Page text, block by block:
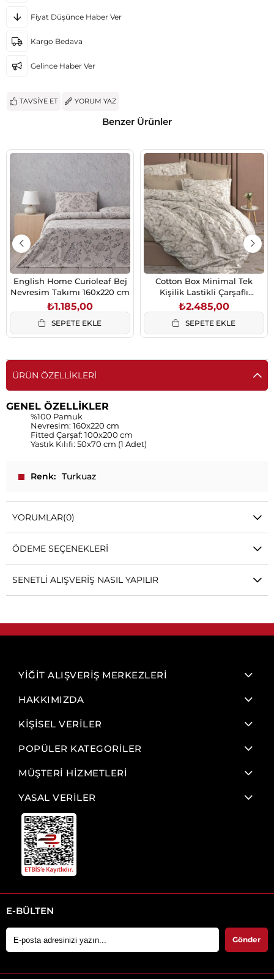
Fiyat Düşünce Haber Ver
Kargo Bedava
Gelince Haber Ver
TAVSIYE ET YORUM YAZ
Benzer Ürünler
English Home Curioleaf Bej
Nevresim Takımı 160x220 cm
₺1.185,00
SEPETE EKLE
Cotton Box Minimal Tek
Kişilik Lastikli Çarşaflı
Nevresim Takımı Moil Bej
₺2.485,00
SEPETE EKLE
ÜRÜN ÖZELLIKLERI
GENEL ÖZELLİKLER
%100 Pamuk
Nevresim: 160x220 cm
Fitted Çarşaf: 100x200 cm
Yastık Kılıfı: 50x70 cm (1 Adet)
Renk Turkuaz
YORUMLAR(0)
ÖDEME SEÇENEKLERI
SENETLI ALIŞVERIŞ NASIL YAPILIR
YİĞİT ALIŞVERİŞ MERKEZLERİ
HAKKIMIZDA
KİŞİSEL VERİLER
POPÜLER KATEGORİLER
MÜŞTERİ HİZMETLERİ
YASAL VERİLER
E-BÜLTEN
Gönder